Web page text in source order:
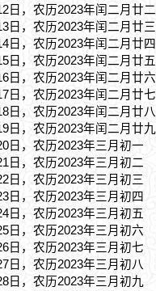
日，农历2023年闰二月廿二
日，农历2023年闰二月廿三
日，农历2023年闰二月廿四
日，农历2023年闰二月廿五
日，农历2023年闰二月廿六
日，农历2023年闰二月廿七
日，农历2023年闰二月廿八
日，农历2023年闰二月廿九
日，农历2023年三月初一
日，农历2023年三月初二
日，农历2023年三月初三
日，农历2023年三月初四
日，农历2023年三月初五
日，农历2023年三月初六
日，农历2023年三月初七
日，农历2023年三月初八
日，农历2023年三月初九